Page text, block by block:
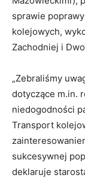
sprawie
kolejowych,
Zachodniej i
„Zebraliśmy
dotyczące m.in.
niedogodności
Transport
sukcesywnej
deklaruje